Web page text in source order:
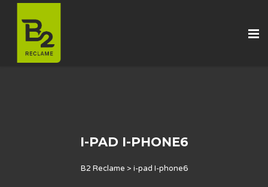
I-PAD I-PHONE6
B2 Reclame > i-pad I-phone6